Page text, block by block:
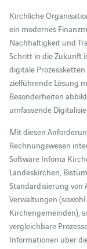
Kirchliche
ein modernes
Nachhaltigkeit und
Schritt in die Zukunft
digitale
zielführende Lösung
Besonderheiten
umfassende
Mit diesen
Rechnungswesen
Software Infoma
Landeskirchen,
Standardisierung von
Verwaltungen
Kirchengemeinden),
vergleichbare
Informationen über